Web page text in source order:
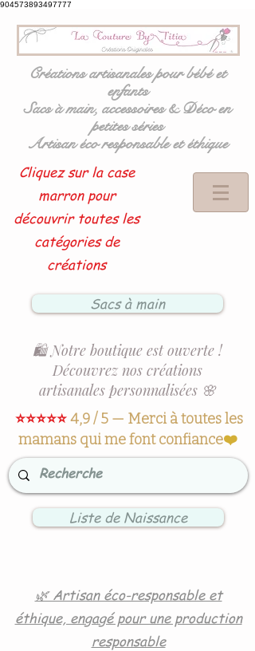
904573893497777
Créations artisanales pour bébé et
enfants
Sacs à main, accessoires & Déco en
petites séries
Artisan éco responsable et éthique
Cliquez sur la case
marron pour
découvrir toutes les
catégories de
créations
Sacs à main
🛍️ Notre boutique est ouverte !
Découvrez nos créations
artisanales personnalisées 🌸
⭐⭐⭐⭐⭐4,9 / 5 — Merci à toutes les
mamans qui me font confiance❤️
Liste de Naissance
🌿 Artisan éco-responsable et
éthique, engagé pour une production
responsable